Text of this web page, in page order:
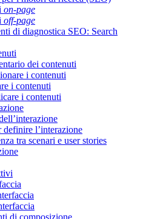
on-page
off-page
di diagnostica SEO: Search
dei contenuti
i contenuti
i contenuti
i contenuti
definire l’interazione
tra scenari e user stories
di composizione